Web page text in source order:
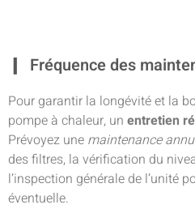
Fréquence des
Pour garantir la longévité et la
pompe à chaleur, un entretien
Prévoyez une maintenance
des filtres, la vérification du
l’inspection générale de l’unité
éventuelle.